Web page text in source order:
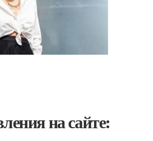
на сайте: